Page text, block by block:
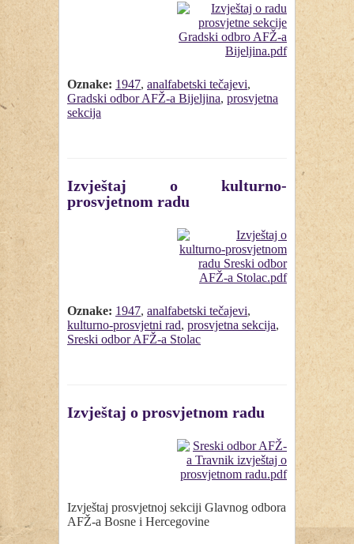
Oznake: 1947, analfabetski tečajevi,
Gradski odbor AFŽ-a Bijeljina, prosvjetna
sekcija
Izvještaj o kulturno-
prosvjetnom radu
Oznake: 1947, analfabetski tečajevi,
kulturno-prosvjetni rad, prosvjetna sekcija,
Sreski odbor AFŽ-a Stolac
Izvještaj o prosvjetnom radu
Izvještaj prosvjetnoj sekciji Glavnog odbora
AFŽ-a Bosne i Hercegovine